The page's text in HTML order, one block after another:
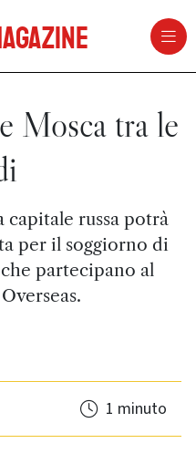
Mosca tra le
capitale russa potrà
per il soggiorno di
partecipano al
1 minuto